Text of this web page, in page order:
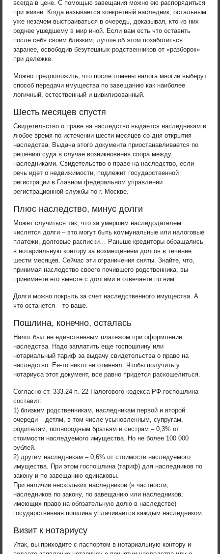
всегда в цене. С помощью завещания можно ею распорядиться
при жизни. Когда называется конкретный наследник, остальным
уже незачем выстраиваться в очередь, доказывая, кто из них
роднее ушедшему в мир иной. Если вам есть что оставить
после себя своим близким, лучше об этом позаботиться
заранее, освободив безутешных родственников от «разборок»
при дележке.
Можно предположить, что после отмены налога многие выберут
способ передачи имущества по завещанию как наиболее
логичный, естественный и цивилизованный.
Шесть месяцев спустя
Свидетельство о праве на наследство выдается наследникам в
любое время по истечении шести месяцев со дня открытия
наследства. Выдача этого документа приостанавливается по
решению суда в случае возникновения спора между
наследниками. Свидетельство о праве на наследство, если
речь идет о недвижимости, подлежит государственной
регистрации в Главном федеральном управлении
регистрационной службы по г. Москве.
Плюс наследство, минус долги
Может случиться так, что за умершим наследодателем
числятся долги – это могут быть коммунальные или налоговые
платежи, долговые расписки… Раньше кредиторы обращались
в нотариальную контору за возмещением долгов в течение
шести месяцев. Сейчас эти ограничения сняты. Знайте, что,
принимая наследство своего почившего родственника, вы
принимаете его вместе с долгами и отвечаете по ним.
Долги можно покрыть за счет наследственного имущества. А
что останется – то ваше.
Пошлина, конечно, осталась
Налог был не единственным платежом при оформлении
наследства. Надо заплатить еще госпошлину или
нотариальный тариф за выдачу свидетельства о праве на
наследство. Ее-то никто не отменял. Чтобы получить у
нотариуса этот документ, все равно придется раскошелиться.
Согласно ст. 333.24 п. 22 Налогового кодекса РФ госпошлина
составит:
1) близким родственникам, наследникам первой и второй
очереди – детям, в том числе усыновленным, супругам,
родителям, полнородным братьям и сестрам – 0,3% от
стоимости наследуемого имущества. Но не более 100 000
рублей.
2) другим наследникам – 0,6% от стоимости наследуемого
имущества. При этом госпошлина (тариф) для наследников по
закону и по завещанию одинаковы.
При наличии нескольких наследников (в частности,
наследников по закону, по завещанию или наследников,
имеющих право на обязательную долю в наследстве)
государственная пошлина уплачивается каждым наследником.
Визит к нотариусу
Итак, вы приходите с паспортом в нотариальную контору и